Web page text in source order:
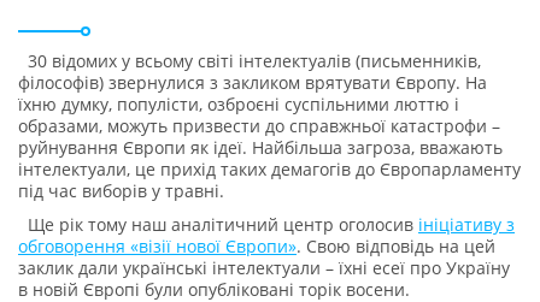
30 відомих у всьому світі інтелектуалів (письменників,
філософів) звернулися з закликом врятувати Європу. На
їхню думку, популісти, озброєні суспільними люттю і
образами, можуть призвести до справжньої катастрофи –
руйнування Європи як ідеї. Найбільша загроза, вважають
інтелектуали, це прихід таких демагогів до Європарламенту
під час виборів у травні.
Ще рік тому наш аналітичний центр оголосив ініціативу з
обговорення «візії нової Європи». Свою відповідь на цей
заклик дали українські інтелектуали – їхні есеї про Україну
в новій Європі були опубліковані торік восени.